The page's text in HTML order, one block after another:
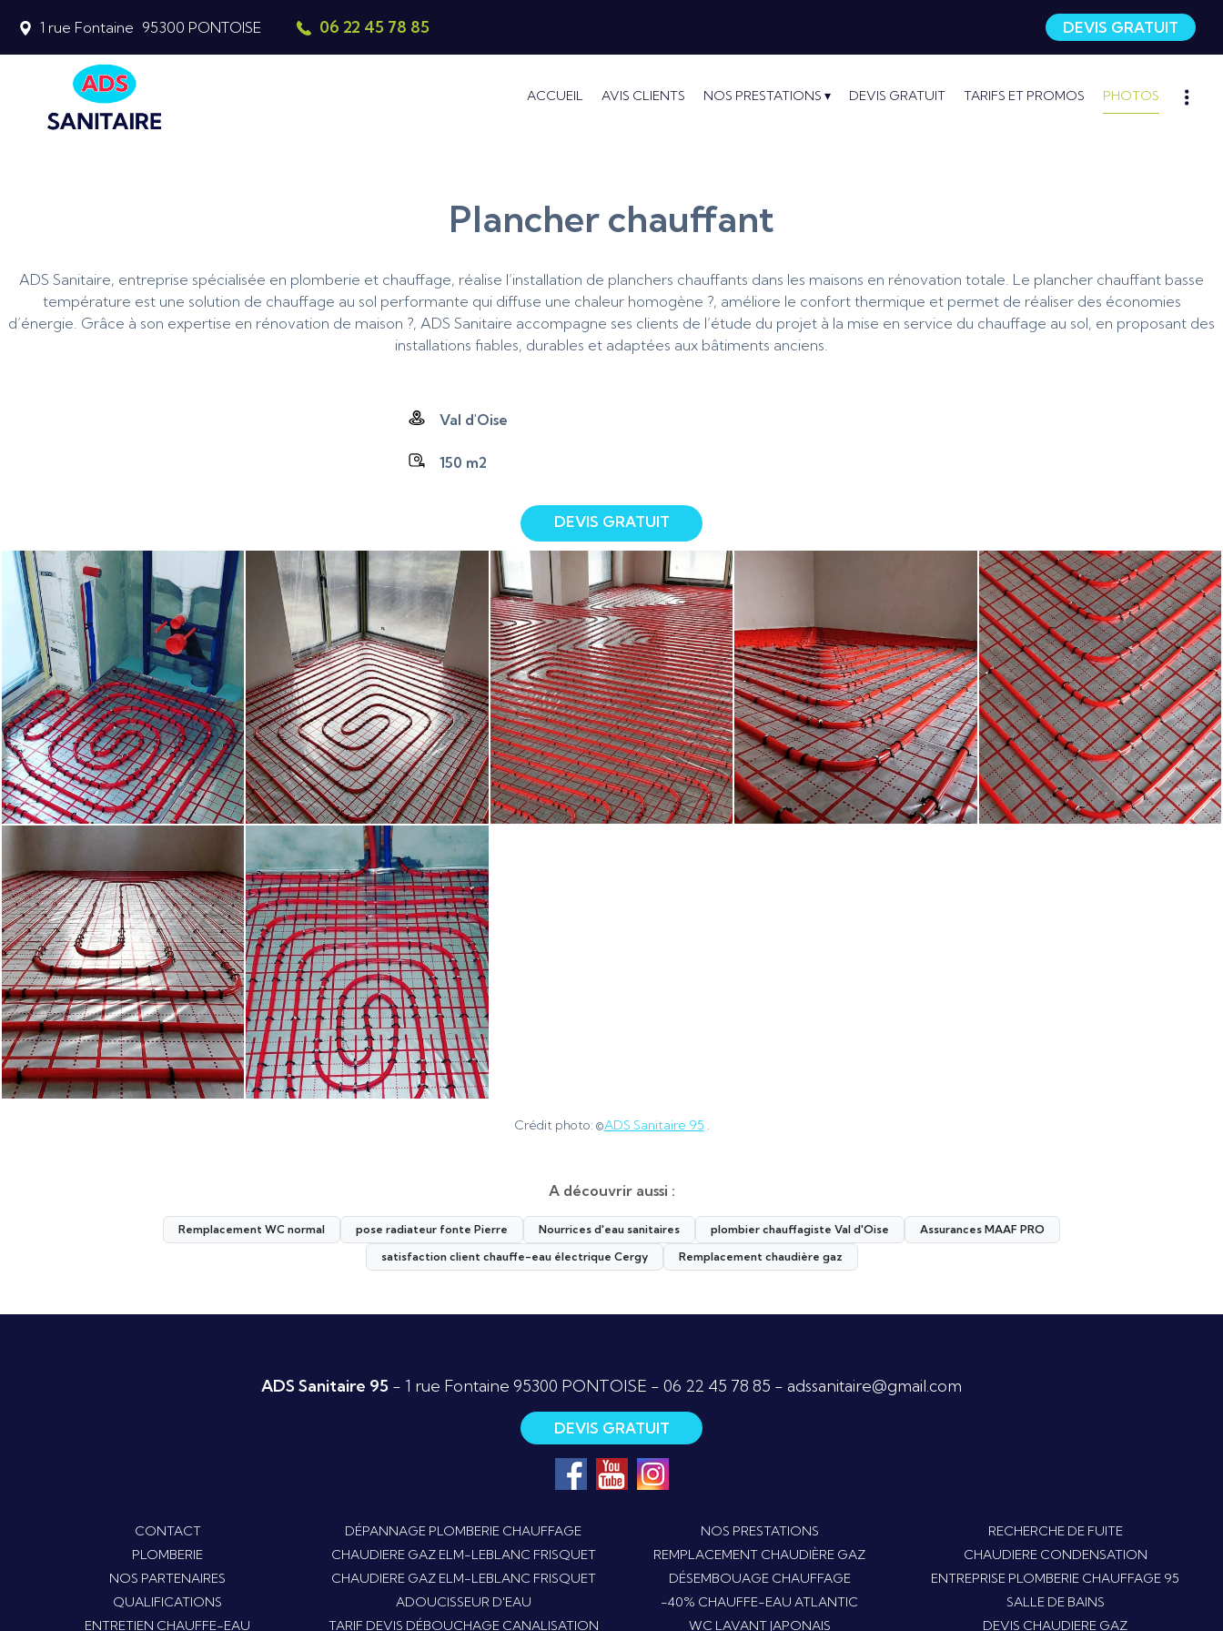
DEVIS GRATUIT
1 rue Fontaine 95300 PONTOISE 06 22 45 78 85
ACCUEIL AVIS CLIENTS NOS PRESTATIONS DEVIS GRATUIT TARIFS ET PROMOS PHOTOS
Plancher chauffant
ADS Sanitaire, entreprise spécialisée en plomberie et chauffage, réalise l’installation de planchers chauffants dans les maisons en rénovation totale. Le plancher chauffant basse
température est une solution de chauffage au sol performante qui diffuse une chaleur homogène ?, améliore le confort thermique et permet de réaliser des économies
d’énergie. Grâce à son expertise en rénovation de maison ?, ADS Sanitaire accompagne ses clients de l’étude du projet à la mise en service du chauffage au sol, en proposant des
installations fiables, durables et adaptées aux bâtiments anciens.
Val d'Oise
150 m2
DEVIS GRATUIT
Crédit photo: ©ADS Sanitaire 95 .
A découvrir aussi :
Remplacement WC normal pose radiateur fonte Pierre Nourrices d'eau sanitaires plombier chauffagiste Val d'Oise
Assurances MAAF PRO
satisfaction client chauffe-eau électrique Cergy
Remplacement chaudière gaz
ADS Sanitaire 95 - 1 rue Fontaine 95300 PONTOISE - 06 22 45 78 85 - adssanitaire@gmail.com
DEVIS GRATUIT
CONTACT DÉPANNAGE PLOMBERIE CHAUFFAGE NOS PRESTATIONS
RECHERCHE DE FUITE
PLOMBERIE
CHAUDIERE GAZ ELM-LEBLANC FRISQUET REMPLACEMENT CHAUDIÈRE GAZ
CHAUDIERE CONDENSATION
NOS PARTENAIRES
CHAUDIERE GAZ ELM-LEBLANC FRISQUET DÉSEMBOUAGE CHAUFFAGE
ENTREPRISE PLOMBERIE CHAUFFAGE 95
QUALIFICATIONS
ADOUCISSEUR D'EAU -40% CHAUFFE-EAU ATLANTIC
SALLE DE BAINS
ENTRETIEN CHAUFFE-EAU
TARIF DEVIS DÉBOUCHAGE CANALISATION WC LAVANT JAPONAIS DEVIS CHAUDIERE GAZ